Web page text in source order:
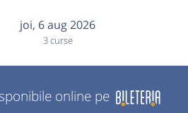
joi, 6 aug 2026
3 curse
online pe